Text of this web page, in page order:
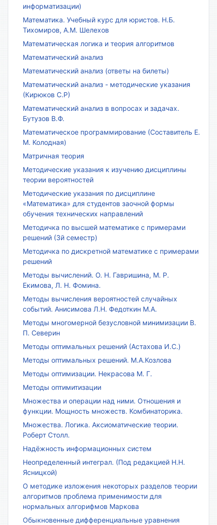
информатизации)
Математика. Учебный курс для юристов. Н.Б.
Тихомиров, А.М. Шелехов
Математическая логика и теория алгоритмов
Математический анализ
Математический анализ (ответы на билеты)
Математический анализ - методические указания
(Кирюков С.Р)
Математический анализ в вопросах и задачах.
Бутузов В.Ф.
Математическое программирование (Составитель Е.
М. Колодная)
Матричная теория
Методические указания к изучению дисциплины
теории вероятностей
Методические указания по дисциплине
«Математика» для студентов заочной формы
обучения технических направлений
Методичка по высшей математике с примерами
решений (3й семестр)
Методичка по дискретной математике с примерами
решений
Методы вычислений. О. Н. Гавришина, М. Р.
Екимова, Л. Н. Фомина.
Методы вычисления вероятностей случайных
событий. Анисимова Л.Н. Федоткин М.А.
Методы многомерной безусловной минимизации В.
П. Северин
Методы оптимальных решений (Астахова И.С.)
Методы оптимальных решений. М.А.Козлова
Методы оптимизации. Некрасова М. Г.
Методы оптимитизации
Множества и операции над ними. Отношения и
функции. Мощность множеств. Комбинаторика.
Множества. Логика. Аксиоматические теории.
Роберт Столл.
Надёжность информационных систем
Неопределенный интеграл. (Под редакцией Н.Н.
Ясницкой)
О методике изложения некоторых разделов теории
алгоритмов проблема применимости для
нормальных алгорифмов Маркова
Обыкновенные дифференциальные уравнения